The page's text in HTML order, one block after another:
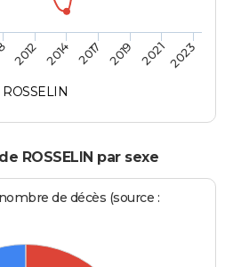
ROSSELIN
2012 2014 2017 2019 20212023
ROSSELIN par sexe
de décès (source :